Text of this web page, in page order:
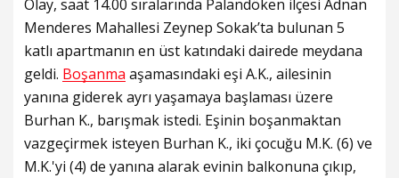
Olay, saat 14.00 sıralarında Palandöken ilçesi Adnan
Menderes Mahallesi Zeynep Sokak’ta bulunan 5
katlı apartmanın en üst katındaki dairede meydana
geldi. Boşanma aşamasındaki eşi A.K., ailesinin
yanına giderek ayrı yaşamaya başlaması üzere
Burhan K., barışmak istedi. Eşinin boşanmaktan
vazgeçirmek isteyen Burhan K., iki çocuğu M.K. (6) ve
M.K.'yi (4) de yanına alarak evinin balkonuna çıkıp,